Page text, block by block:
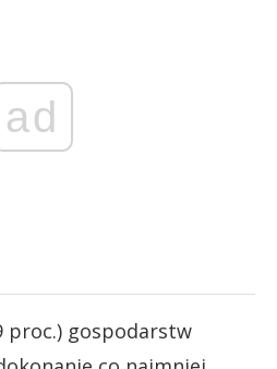
ad
proc.) gospodarstw